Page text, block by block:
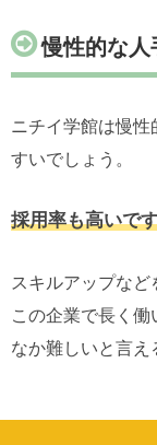
慢性的な人
ニチイ学館は慢
すいでしょう。
採用率も高いで
スキルアップなど
この企業で長く
なか難しいと言え